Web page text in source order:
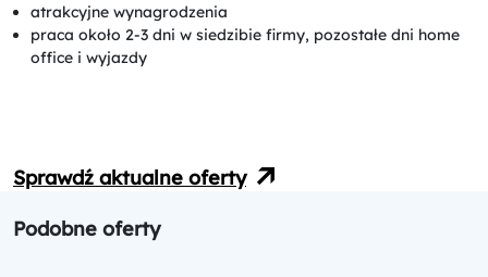
atrakcyjne wynagrodzenia
praca około 2-3 dni w siedzibie firmy, pozostałe dni home
office i wyjazdy
Sprawdź aktualne oferty
Podobne oferty